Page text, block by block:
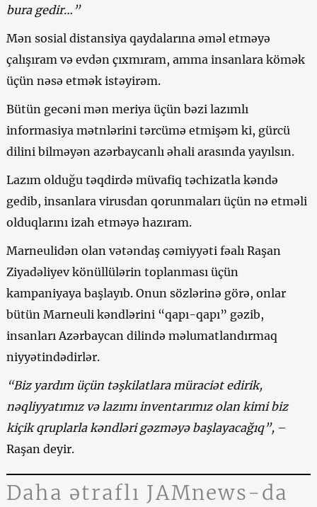
bura gedir…”
Mən sosial distansiya qaydalarına əməl etməyə
çalışıram və evdən çıxmıram, amma insanlara kömək
üçün nəsə etmək istəyirəm.
Bütün gecəni mən meriya üçün bəzi lazımlı
informasiya mətnlərini tərcümə etmişəm ki, gürcü
dilini bilməyən azərbaycanlı əhali arasında yayılsın.
Lazım olduğu təqdirdə müvafiq təchizatla kəndə
gedib, insanlara virusdan qorunmaları üçün nə etməli
olduqlarını izah etməyə hazıram.
Marneulidən olan vətəndaş cəmiyyəti fəalı Raşan
Ziyadəliyev könüllülərin toplanması üçün
kampaniyaya başlayıb. Onun sözlərinə görə, onlar
bütün Marneuli kəndlərini “qapı-qapı” gəzib,
insanları Azərbaycan dilində məlumatlandırmaq
niyyətindədirlər.
“Biz yardım üçün təşkilatlara müraciət edirik,
nəqliyyatımız və lazımı inventarımız olan kimi biz
kiçik qruplarla kəndləri gəzməyə başlayacağıq”,–
Raşan deyir.
Daha ətraflı JAMnews-da